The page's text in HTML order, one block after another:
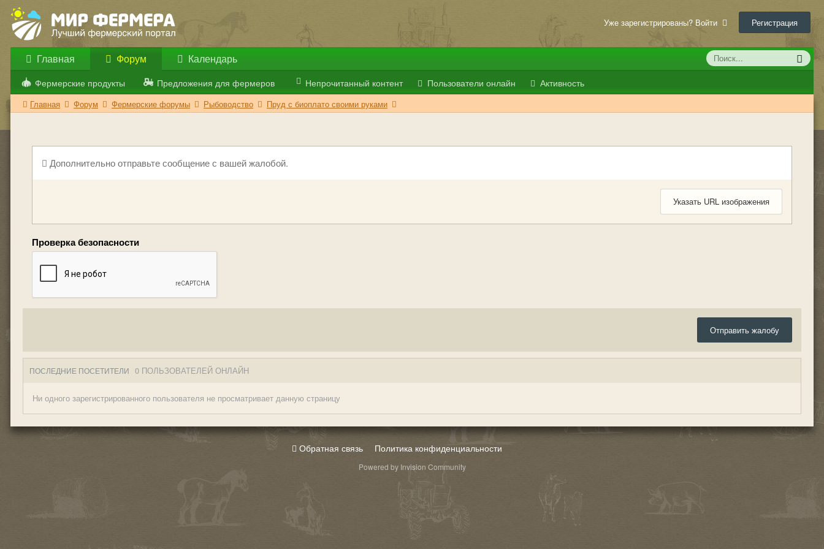
Уже зарегистрированы? Войти Регистрация
Главная Форум
Фермерские продукты Предложения для фермеров Непрочитанный контент Пользователи онлайн Активность
Календарь
Главная Форум Фермерские форумы Рыбоводство Пруд с биоплато своими руками
Дополнительно отправьте сообщение с вашей жалобой.
Указать URL изображения
Проверка безопасности
Отправить жалобу
ПОСЛЕДНИЕ ПОСЕТИТЕЛИ 0 ПОЛЬЗОВАТЕЛЕЙ ОНЛАЙН
Ни одного зарегистрированного пользователя не просматривает данную страницу
Обратная связь Политика конфиденциальности
Powered by Invision Community